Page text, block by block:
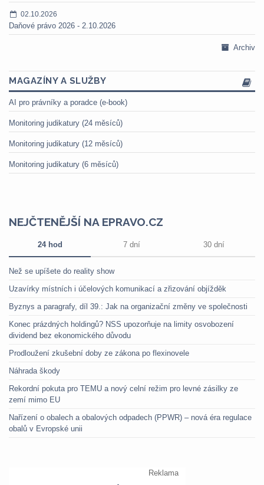
02.10.2026
Daňové právo 2026 - 2.10.2026
Archiv
MAGAZÍNY A SLUŽBY
AI pro právníky a poradce (e-book)
Monitoring judikatury (24 měsíců)
Monitoring judikatury (12 měsíců)
Monitoring judikatury (6 měsíců)
NEJČTENĚJŠÍ NA EPRAVO.CZ
24 hod 7 dní 30 dní
Než se upíšete do reality show
Uzavírky místních i účelových komunikací a zřizování objížděk
Byznys a paragrafy, díl 39.: Jak na organizační změny ve společnosti
Konec prázdných holdingů? NSS upozorňuje na limity osvobození
dividend bez ekonomického důvodu
Prodloužení zkušební doby ze zákona po flexinovele
Náhrada škody
Rekordní pokuta pro TEMU a nový celní režim pro levné zásilky ze
zemí mimo EU
Nařízení o obalech a obalových odpadech (PPWR) – nová éra regulace
obalů v Evropské unii